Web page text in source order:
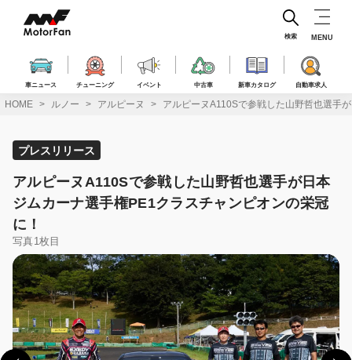
ス
車ニュース チューニング イベント 中古車 新車カタログ 自動車求人
検索 MENU
HOME ルノー アルピーヌ アルピーヌA110Sで参戦した山野哲也選手
プレスリリース
アルピーヌA110Sで参戦した山野哲也選手が日本
ジムカーナ選手権PE1クラスチャンピオンの栄冠
に！
写真1枚目